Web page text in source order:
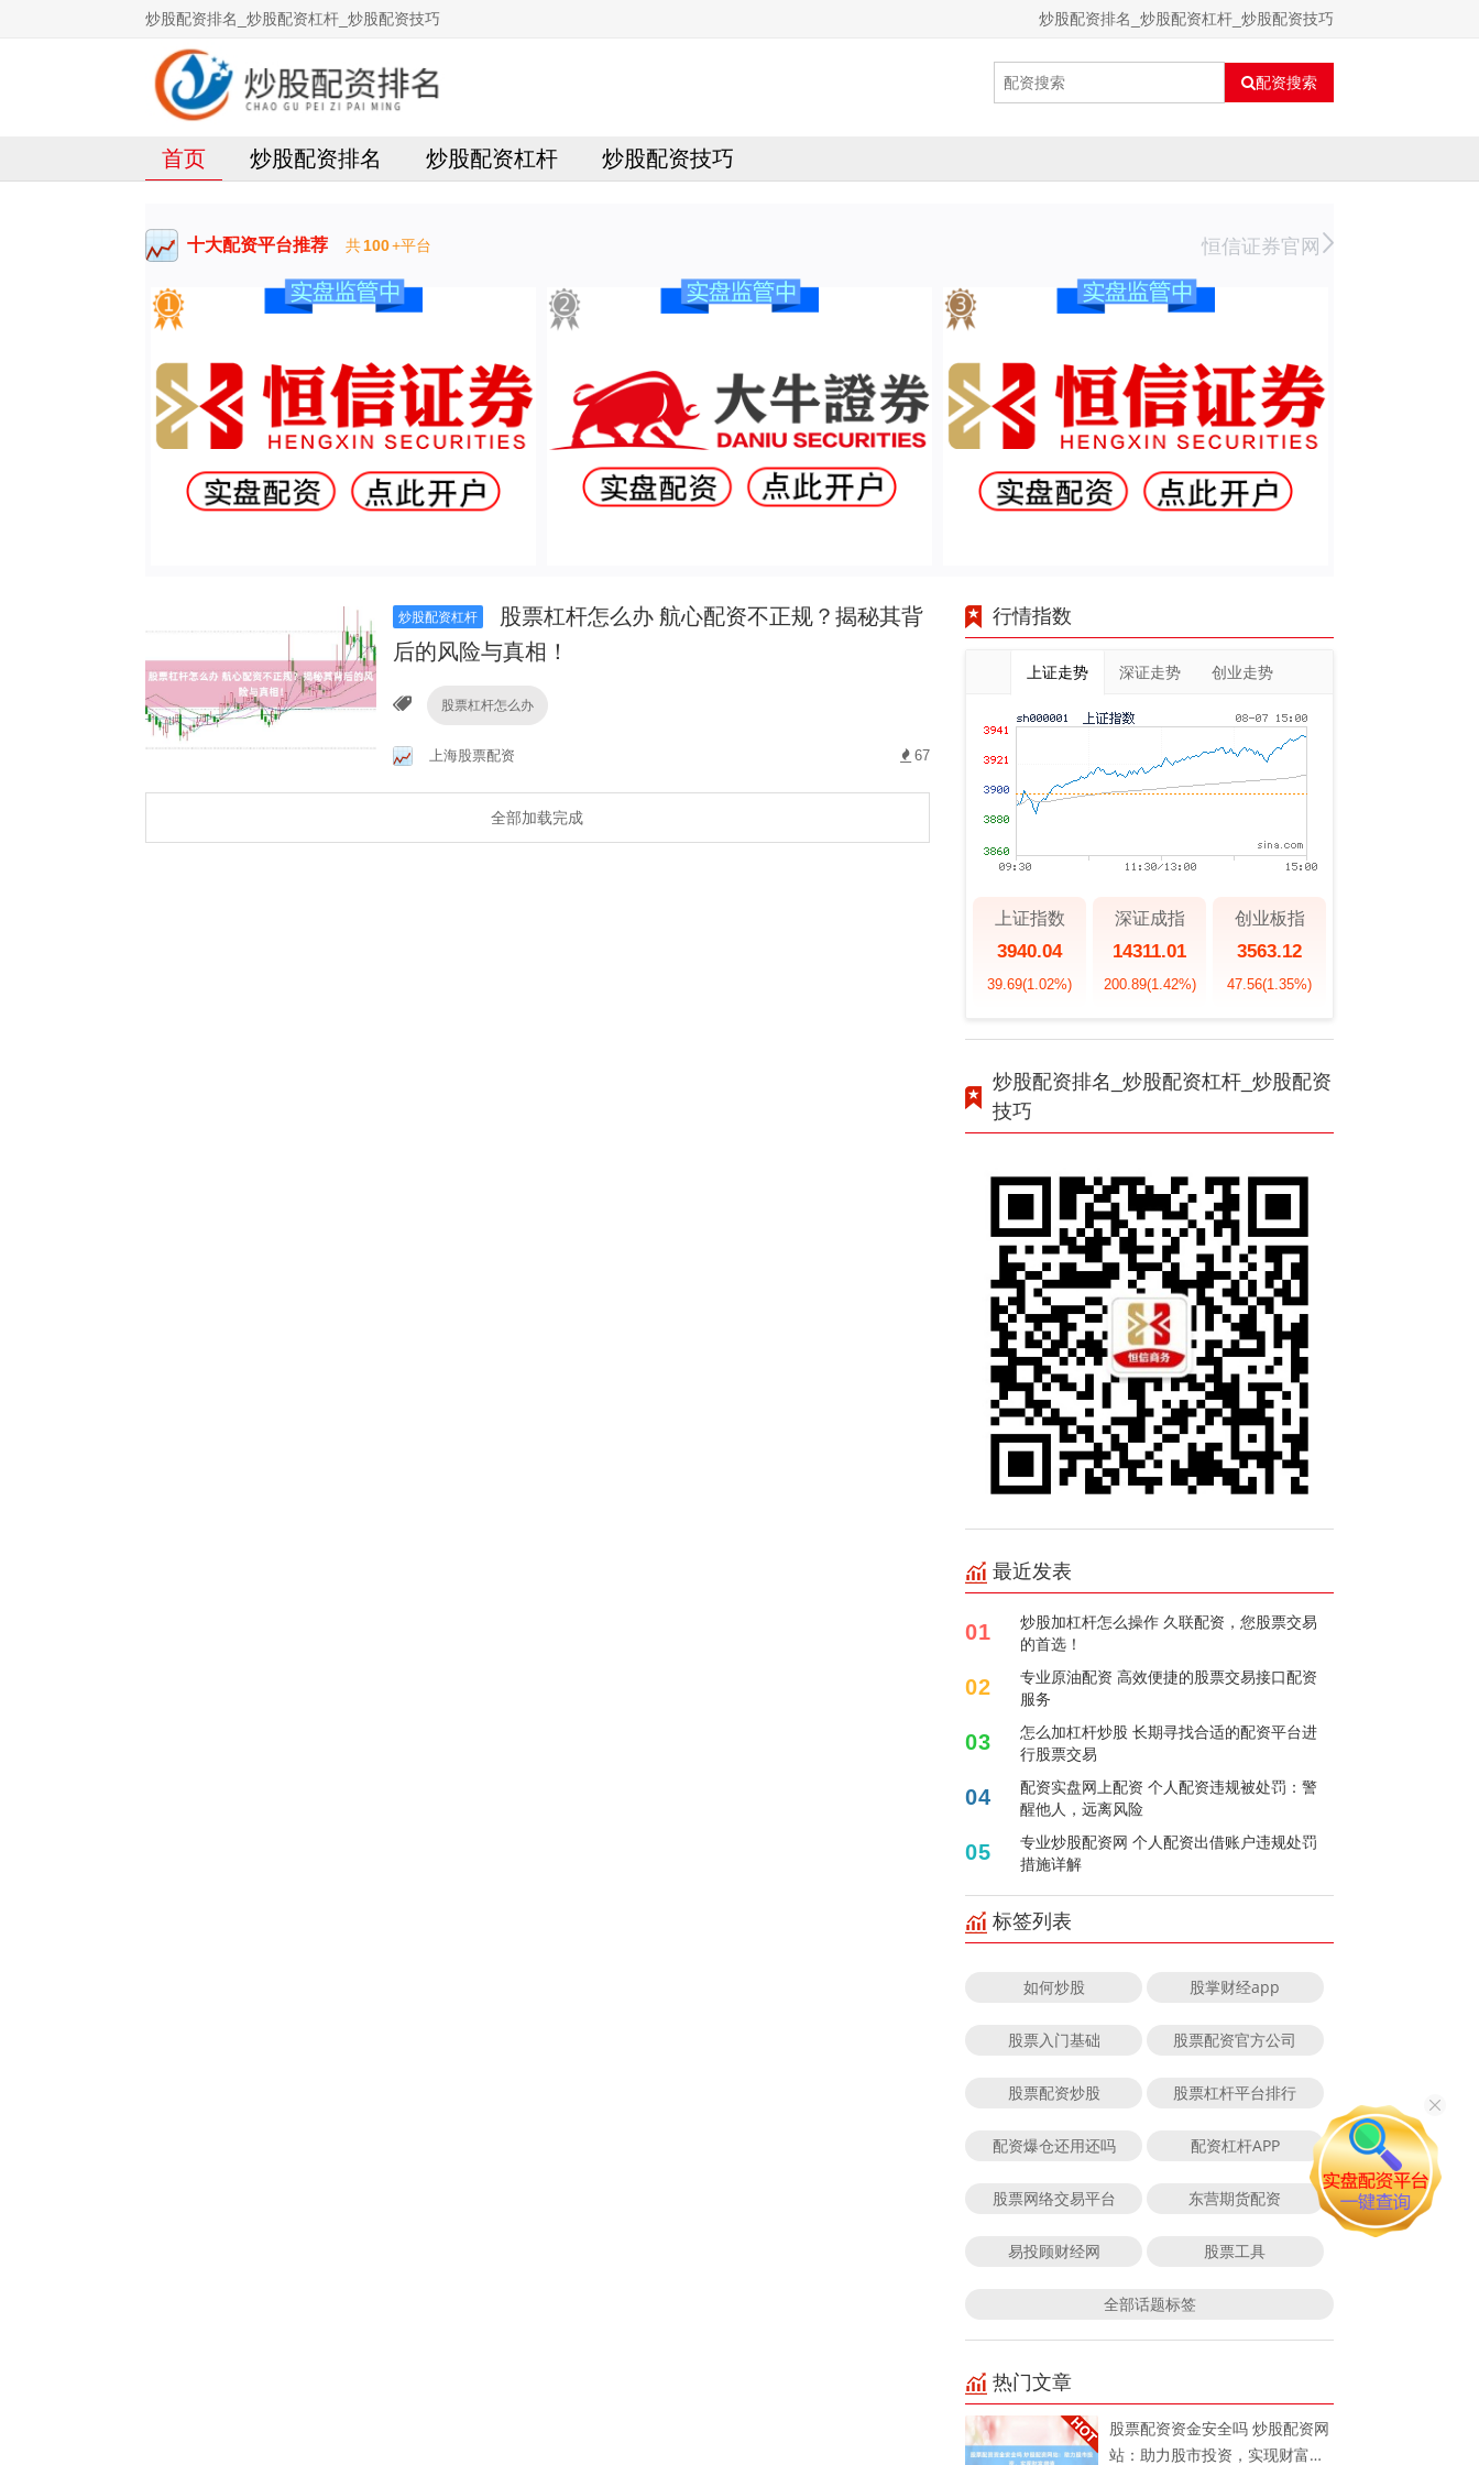
炒股配资排名_炒股配资杠杆_炒股配资技巧 炒股配资排名_炒股配资杠杆_炒股配资技巧
配资搜索
首页 炒股配资排名 炒股配资杠杆 炒股配资技巧
十大配资平台推荐 共100+平台 恒信证券官网
炒股配资杠杆
股票杠杆怎么办 航心配资不正规？揭秘其背
后的风险与真相！
股票杠杆怎么办
上海股票配资 67
全部加载完成
行情指数
上证走势 深证走势 创业走势
上证指数
3940.04
39.69(1.02%)
深证成指
14311.01
200.89(1.42%)
创业板指
3563.12
47.56(1.35%)
炒股配资排名_炒股配资杠杆_炒股配资
技巧
最近发表
01
炒股加杠杆怎么操作 久联配资，您股票交易
的首选！
02
专业原油配资 高效便捷的股票交易接口配资
服务
03
怎么加杠杆炒股 长期寻找合适的配资平台进
行股票交易
04
配资实盘网上配资 个人配资违规被处罚：警
醒他人，远离风险
05
专业炒股配资网 个人配资出借账户违规处罚
措施详解
标签列表
如何炒股 股掌财经app
股票入门基础 股票配资官方公司
股票配资炒股 股票杠杆平台排行
配资爆仓还用还吗 配资杠杆APP
股票网络交易平台 东营期货配资
易投顾财经网 股票工具
全部话题标签
热门文章
股票配资资金安全吗 炒股配资网
站：助力股市投资，实现财富增